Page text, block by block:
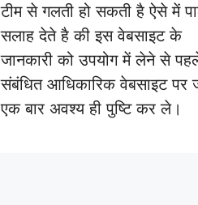
टीम से गलती हो सकती है ऐसे में
सलाह देते है की इस वेबसाइट के
जानकारी को उपयोग में लेने से
संबंधित आधिकारिक वेबसाइट पर
एक बार अवश्य ही पुष्टि कर ले।